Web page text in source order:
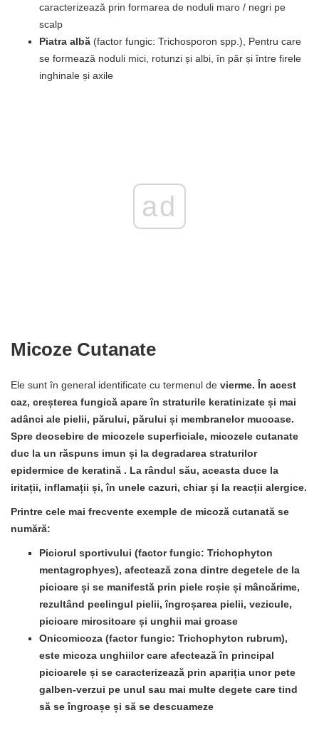
caracterizează prin formarea de noduli maro / negri pe
scalp
Piatra albă (factor fungic: Trichosporon spp.), Pentru care
se formează noduli mici, rotunzi și albi, în păr și între firele
inghinale și axile
ad
Micoze Cutanate
Ele sunt în general identificate cu termenul de vierme. În acest
caz, creșterea fungică apare în straturile keratinizate și mai
adânci ale pielii, părului, părului și membranelor mucoase.
Spre deosebire de micozele superficiale, micozele cutanate
duc la un răspuns imun și la degradarea straturilor
epidermice de keratină . La rândul său, aceasta duce la
iritații, inflamații și, în unele cazuri, chiar și la reacții alergice.
Printre cele mai frecvente exemple de micoză cutanată se
numără:
Piciorul sportivului (factor fungic: Trichophyton
mentagrophyes), afectează zona dintre degetele de la
picioare și se manifestă prin piele roșie și mâncărime,
rezultând peelingul pielii, îngroșarea pielii, vezicule,
picioare mirositoare și unghii mai groase
Onicomicoza (factor fungic: Trichophyton rubrum),
este micoza unghiilor care afectează în principal
picioarele și se caracterizează prin apariția unor pete
galben-verzui pe unul sau mai multe degete care tind
să se îngroașe și să se descuameze